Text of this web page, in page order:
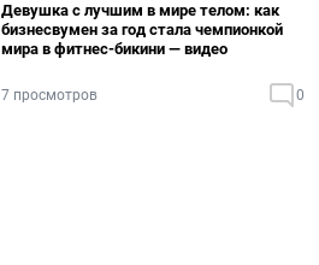
Девушка с лучшим в мире телом: как
бизнесвумен за год стала чемпионкой
мира в фитнес-бикини — видео
7 просмотров 0